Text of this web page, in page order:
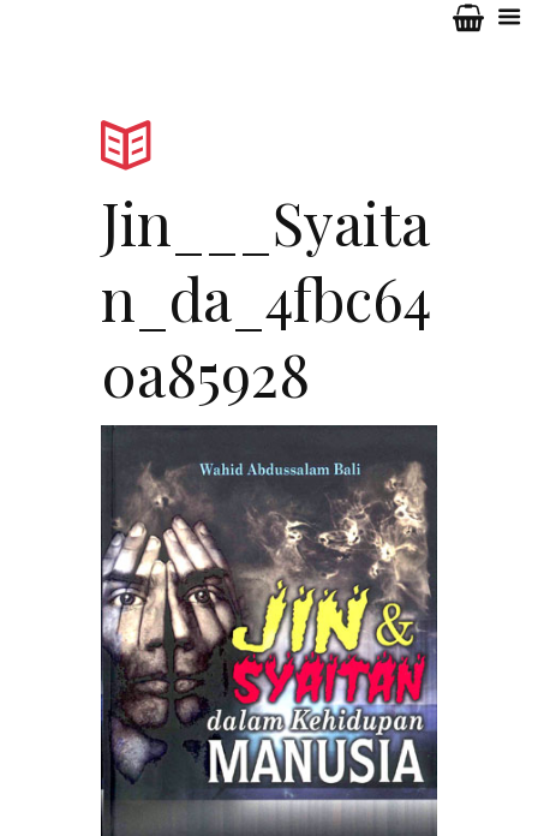
Jin___Syaita
n_da_4fbc64
0a85928